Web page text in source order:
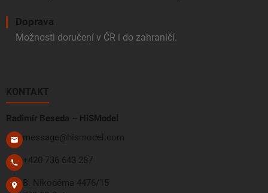
Doprava
Možnosti doručení v ČR i do zahraničí.
KONTAKT
Radimír Beseda – HiSModel
message@hismodel.com
+420 736 643 287
B. Nikodéma 4476/15